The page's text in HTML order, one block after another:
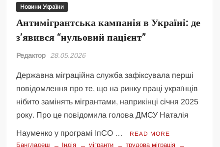
Новини України
Антимігрантська кампанія в Україні: де
з’явився “нульовий пацієнт”
Редактор 28.05.2026
Державна міграційна служба зафіксувала перші
повідомлення про те, що на ринку праці українців
нібито замінять мігрантами, наприкінці січня 2025
року. Про це повідомила голова ДМСУ Наталія
Науменко у програмі ІпСО … READ MORE
Бангладеш Індія мігранти
трудова міграція